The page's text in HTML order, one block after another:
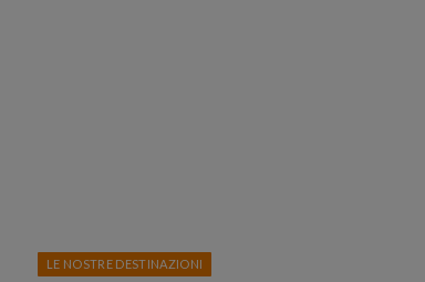
LE NOSTRE DESTINAZIONI